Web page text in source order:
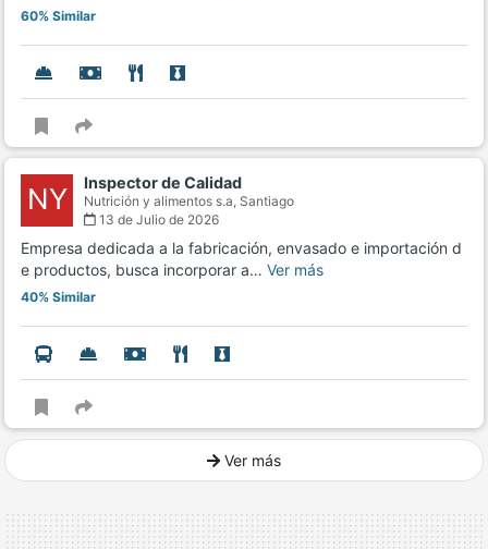
60% Similar
NY Inspector de Calidad
Nutrición y alimentos s.a, Santiago
13 de Julio de 2026
Empresa dedicada a la fabricación, envasado e importación d
e productos, busca incorporar a… Ver más
40% Similar
Ver más